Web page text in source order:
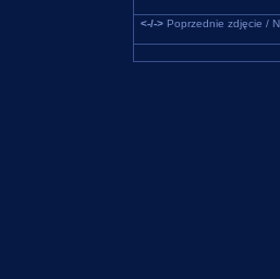
<-/->Poprzednie zdjęcie /